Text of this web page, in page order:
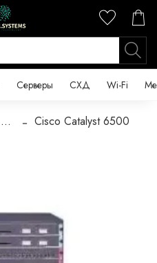
Серверы СХД Wi-Fi
... Cisco Catalyst 6500